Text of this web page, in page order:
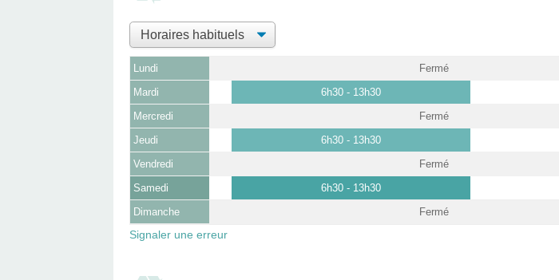
Lundi Fermé
Mardi 6h30 - 13h30
Mercredi Fermé
Jeudi 6h30 - 13h30
Vendredi Fermé
Samedi 6h30 - 13h30
Dimanche Fermé
Signaler une erreur